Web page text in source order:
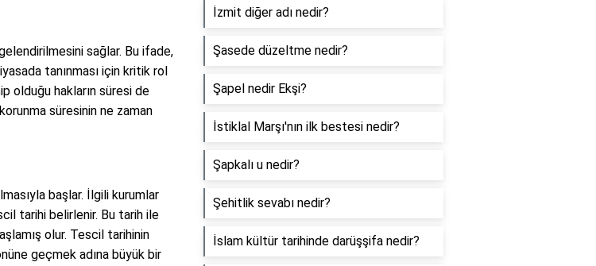
sağlar. Bu ifade,
tanınması için kritik rol
olduğu hakların süresi de
süresinin ne zaman
başlar. İlgili kurumlar
tarihi belirlenir. Bu tarih ile
olur. Tescil tarihinin
geçmek adına büyük bir
İzmit diğer adı nedir?
Şasede düzeltme nedir?
Şapel nedir Ekşi?
İstiklal Marşı'nın ilk bestesi nedir?
Şapkalı u nedir?
Şehitlik sevabı nedir?
İslam kültür tarihinde darüşşifa nedir?